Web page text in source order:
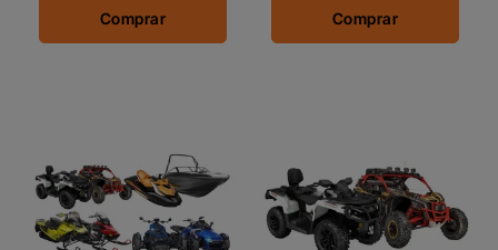
Comprar Comprar